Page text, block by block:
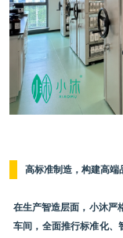
高标准制造，构建高端
在生产智造层面，小沐严
车间，全面推行标准化、